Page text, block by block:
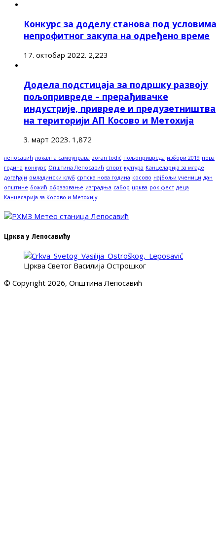
Конкурс за доделу станова под условима
непрофитног закупа на одређено време
17. октобар 2022. 2,223
Додела подстицаја за подршку развоју
пољопривреде – прерађивачке
индустрије, привреде и предузетништва
на територији АП Косово и Метохија
3. март 2023. 1,872
лепосавић локална самоуправа zoran todić пољопривреда избори 2019 нова
година конкурс Општина Лепосавић спорт култура Канцеларија за младе
догађаји омладински клуб српска нова година косово најбољи ученици дан
општине божић образовање изградња сабор црква рок фест деца
Канцеларија за Косово и Метохију
Црква у Лепосавићу
Црква Светог Василија Острошког
© Copyright 2026, Општина Лепосавић